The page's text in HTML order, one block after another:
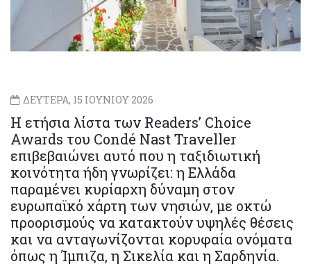
ΔΕΥΤΕΡΑ, 15 ΙΟΥΝΙΟΥ 2026
Η ετήσια λίστα των Readers’ Choice
Awards του Condé Nast Traveller
επιβεβαιώνει αυτό που η ταξιδιωτική
κοινότητα ήδη γνωρίζει: η Ελλάδα
παραμένει κυρίαρχη δύναμη στον
ευρωπαϊκό χάρτη των νησιών, με οκτώ
προορισμούς να κατακτούν υψηλές θέσεις
και να ανταγωνίζονται κορυφαία ονόματα
όπως η Ίμπιζα, η Σικελία και η Σαρδηνία.